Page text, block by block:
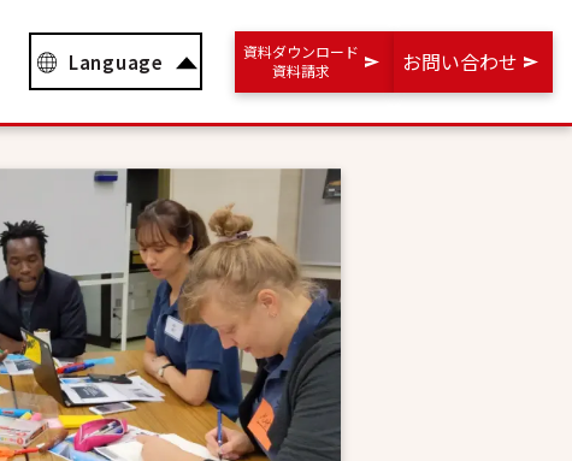
Language
資料ダウンロード
資料請求
お問い合わせ